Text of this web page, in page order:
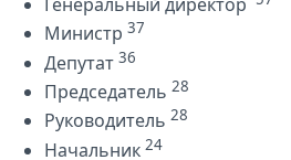
Министр 37
Депутат 36
Председатель 28
Руководитель 28
Начальник 24